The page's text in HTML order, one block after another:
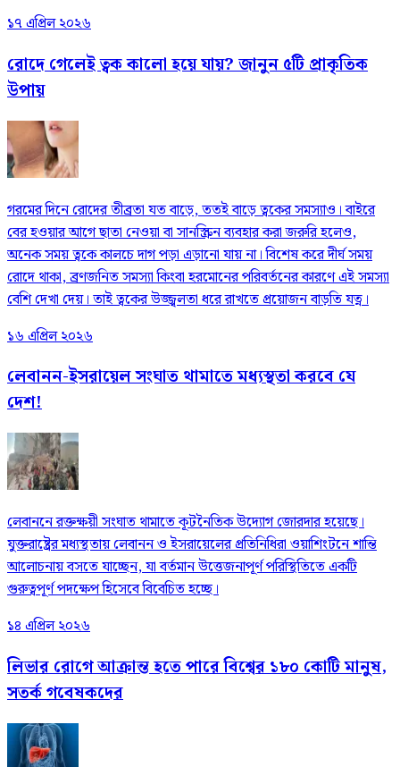
১৭ এপ্রিল ২০২৬
রোদে গেলেই ত্বক কালো হয়ে যায়? জানুন ৫টি প্রাকৃতিক
উপায়
গরমের দিনে রোদের তীব্রতা যত বাড়ে, ততই বাড়ে ত্বকের সমস্যাও। বাইরে
বের হওয়ার আগে ছাতা নেওয়া বা সানস্ক্রিন ব্যবহার করা জরুরি হলেও,
অনেক সময় ত্বকে কালচে দাগ পড়া এড়ানো যায় না। বিশেষ করে দীর্ঘ সময়
রোদে থাকা, ব্রণজনিত সমস্যা কিংবা হরমোনের পরিবর্তনের কারণে এই সমস্যা
বেশি দেখা দেয়। তাই ত্বকের উজ্জ্বলতা ধরে রাখতে প্রয়োজন বাড়তি যত্ন।
১৬ এপ্রিল ২০২৬
লেবানন-ইসরায়েল সংঘাত থামাতে মধ্যস্থতা করবে যে
দেশ!
লেবাননে রক্তক্ষয়ী সংঘাত থামাতে কূটনৈতিক উদ্যোগ জোরদার হয়েছে।
যুক্তরাষ্ট্রের মধ্যস্থতায় লেবানন ও ইসরায়েলের প্রতিনিধিরা ওয়াশিংটনে শান্তি
আলোচনায় বসতে যাচ্ছেন, যা বর্তমান উত্তেজনাপূর্ণ পরিস্থিতিতে একটি
গুরুত্বপূর্ণ পদক্ষেপ হিসেবে বিবেচিত হচ্ছে।
১৪ এপ্রিল ২০২৬
লিভার রোগে আক্রান্ত হতে পারে বিশ্বের ১৮০ কোটি মানুষ,
সতর্ক গবেষকদের